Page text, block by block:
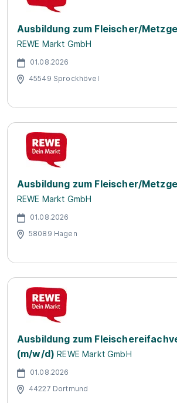
Ausbildung zum Fleischer/
REWE Markt GmbH
01.08.2026
45549 Sprockhövel
Ausbildung zum Fleischer/
REWE Markt GmbH
01.08.2026
58089 Hagen
Ausbildung zum
(m/w/d) REWE Markt GmbH
01.08.2026
44227 Dortmund